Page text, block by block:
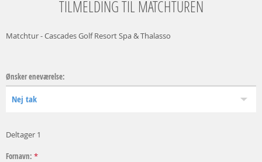
TILMELDING TIL MATCHTUREN
Matchtur - Cascades Golf Resort Spa & Thalasso
Ønsker eneværelse:
Deltager 1
Fornavn: *